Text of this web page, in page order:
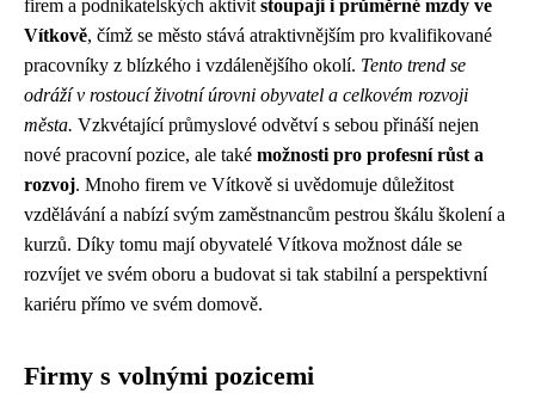
firem a podnikatelských aktivit stoupají i průměrné mzdy ve
Vítkově, čímž se město stává atraktivnějším pro kvalifikované
pracovníky z blízkého i vzdálenějšího okolí. Tento trend se
odráží v rostoucí životní úrovni obyvatel a celkovém rozvoji
města. Vzkvétající průmyslové odvětví s sebou přináší nejen
nové pracovní pozice, ale také možnosti pro profesní růst a
rozvoj. Mnoho firem ve Vítkově si uvědomuje důležitost
vzdělávání a nabízí svým zaměstnancům pestrou škálu školení a
kurzů. Díky tomu mají obyvatelé Vítkova možnost dále se
rozvíjet ve svém oboru a budovat si tak stabilní a perspektivní
kariéru přímo ve svém domově.
Firmy s volnými pozicemi